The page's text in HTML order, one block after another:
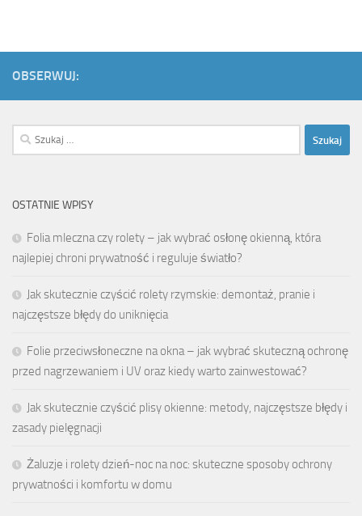
OBSERWUJ:
Szukaj:
OSTATNIE WPISY
Folia mleczna czy rolety – jak wybrać osłonę okienną, która
najlepiej chroni prywatność i reguluje światło?
Jak skutecznie czyścić rolety rzymskie: demontaż, pranie i
najczęstsze błędy do uniknięcia
Folie przeciwsłoneczne na okna – jak wybrać skuteczną ochronę
przed nagrzewaniem i UV oraz kiedy warto zainwestować?
Jak skutecznie czyścić plisy okienne: metody, najczęstsze błędy i
zasady pielęgnacji
Żaluzje i rolety dzień-noc na noc: skuteczne sposoby ochrony
prywatności i komfortu w domu